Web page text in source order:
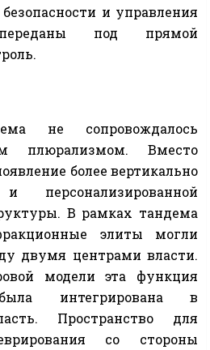
и управления
под прямой
не сопровождалось
плюрализмом. Вместо
более вертикально
персонализированной
В рамках тандема
элиты могли
двумя центрами власти.
модели эта функция
была интегрирована в
Пространство для
со стороны